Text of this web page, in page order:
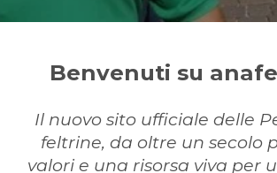
Benvenuti su
Il nuovo sito ufficiale delle
feltrine, da oltre un secolo
valori e una risorsa viva per